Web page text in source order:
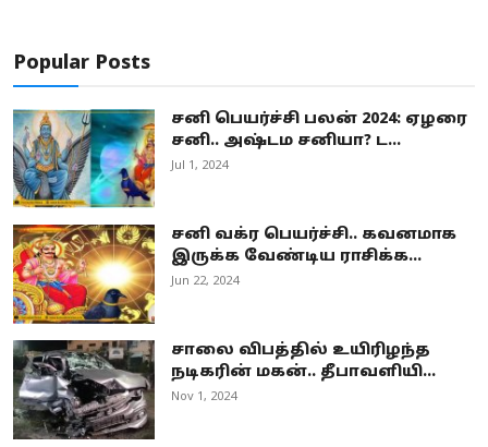
Popular Posts
சனி பெயர்ச்சி பலன் 2024: ஏழரை
சனி.. அஷ்டம சனியா? ட...
Jul 1, 2024
சனி வக்ர பெயர்ச்சி.. கவனமாக
இருக்க வேண்டிய ராசிக்க...
Jun 22, 2024
சாலை விபத்தில் உயிரிழந்த
நடிகரின் மகன்.. தீபாவளியி...
Nov 1, 2024